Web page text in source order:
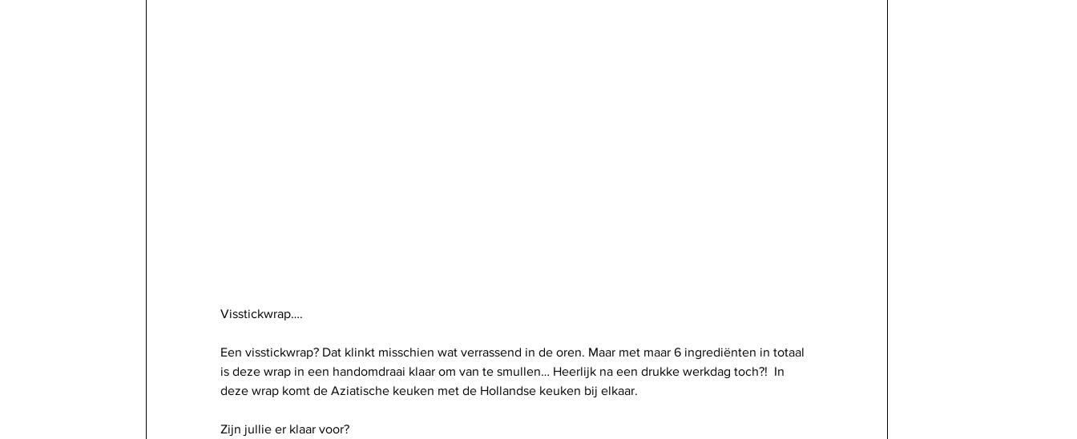
Visstickwrap….
Een visstickwrap? Dat klinkt misschien wat verrassend in de oren. Maar met maar 6 ingrediënten in totaal
is deze wrap in een handomdraai klaar om van te smullen… Heerlijk na een drukke werkdag toch?!  In
deze wrap komt de Aziatische keuken met de Hollandse keuken bij elkaar.
Zijn jullie er klaar voor?